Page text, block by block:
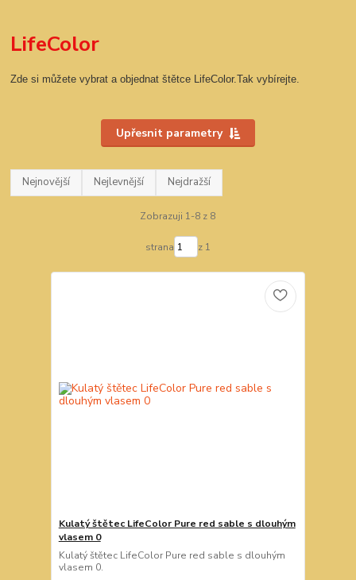
LifeColor
Zde si můžete vybrat a objednat štětce LifeColor.Tak vybírejte.
Upřesnit parametry
Nejnovější Nejlevnější Nejdražší
Zobrazuji 1-8 z 8
strana z 1
Kulatý štětec LifeColor Pure red sable s dlouhým
vlasem 0
Kulatý štětec LifeColor Pure red sable s dlouhým
vlasem 0.